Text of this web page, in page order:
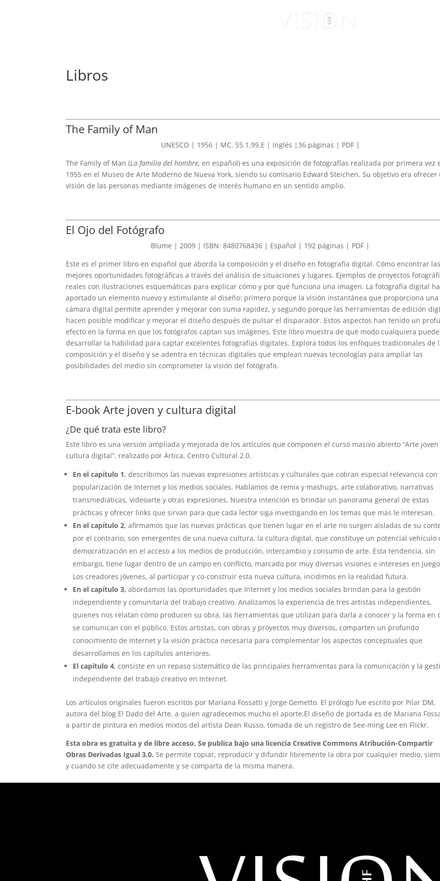
Libros
The Family of Man
UNESCO | 1956 | MC. 55.1.99.E | Inglés |36 páginas | PDF |
The Family of Man (La familia del hombre, en español) es una exposición de fotografías realizada por primera vez
1955 en el Museo de Arte Moderno de Nueva York, siendo su comisario Edward Steichen. Su objetivo era ofrecer
visión de las personas mediante imágenes de interés humano en un sentido amplio.
El Ojo del Fotógrafo
Blume | 2009 | ISBN: 8480768436 | Español | 192 páginas | PDF |
Este es el primer libro en español que aborda la composición y el diseño en fotografía digital. Cómo encontrar las
mejores oportunidades fotográficas a través del análisis de situaciones y lugares. Ejemplos de proyectos
reales con ilustraciones esquemáticas para explicar cómo y por qué funciona una imagen. La fotografía digital ha
aportado un elemento nuevo y estimulante al diseño: primero porque la visión instantánea que proporciona una
cámara digital permite aprender y mejorar con suma rapidez, y segundo porque las herramientas de edición
hacen posible modificar y mejorar el diseño después de pulsar el disparador. Estos aspectos han tenido un
efecto en la forma en que los fotógrafos captan sus imágenes. Este libro muestra de qué modo cualquiera puede
desarrollar la habilidad para captar excelentes fotografías digitales. Explora todos los enfoques tradicionales de
composición y el diseño y se adentra en técnicas digitales que emplean nuevas tecnologías para ampliar las
posibilidades del medio sin comprometer la visión del fotógrafo.
E-book Arte joven y cultura digital
¿De qué trata este libro?
Este libro es una versión ampliada y mejorada de los artículos que componen el curso masivo abierto “Arte joven
cultura digital”, realizado por Ártica, Centro Cultural 2.0.
En el capítulo 1, describimos las nuevas expresiones artísticas y culturales que cobran especial relevancia con
popularización de Internet y los medios sociales. Hablamos de remix y mashups, arte colaborativo, narrativas
transmediáticas, videoarte y otras expresiones. Nuestra intención es brindar un panorama general de estas
prácticas y ofrecer links que sirvan para que cada lector siga investigando en los temas que más le interesan.
En el capítulo 2, afirmamos que las nuevas prácticas que tienen lugar en el arte no surgen aisladas de su
por el contrario, son emergentes de una nueva cultura, la cultura digital, que constituye un potencial vehículo
democratización en el acceso a los medios de producción, intercambio y consumo de arte. Esta tendencia, sin
embargo, tiene lugar dentro de un campo en conflicto, marcado por muy diversas visiones e intereses en
Los creadores jóvenes, al participar y co-construir esta nueva cultura, incidimos en la realidad futura.
En el capítulo 3, abordamos las oportunidades que Internet y los medios sociales brindan para la gestión
independiente y comunitaria del trabajo creativo. Analizamos la experiencia de tres artistas independientes,
quienes nos relatan cómo producen su obra, las herramientas que utilizan para darla a conocer y la forma en
se comunican con el público. Estos artistas, con obras y proyectos muy diversos, comparten un profundo
conocimiento de Internet y la visión práctica necesaria para complementar los aspectos conceptuales que
desarrollamos en los capítulos anteriores.
El capítulo 4, consiste en un repaso sistemático de las principales herramientas para la comunicación y la
independiente del trabajo creativo en Internet.
Los artículos originales fueron escritos por Mariana Fossatti y Jorge Gemetto. El prólogo fue escrito por Pilar DM,
autora del blog El Dado del Arte, a quien agradecemos mucho el aporte.El diseño de portada es de Mariana
a partir de pintura en medios mixtos del artista Dean Russo, tomada de un registro de See-ming Lee en Flickr.
Esta obra es gratuita y de libre acceso. Se publica bajo una licencia Creative Commons Atribución-Compartir
Obras Derivadas Igual 3.0. Se permite copiar, reproducir y difundir libremente la obra por cualquier medio,
y cuando se cite adecuadamente y se comparta de la misma manera.